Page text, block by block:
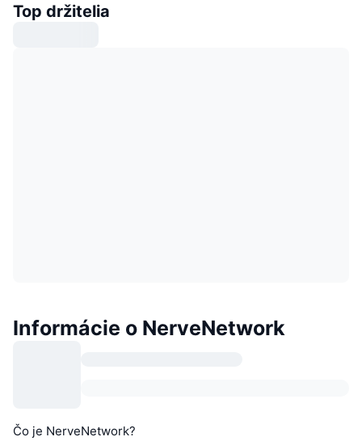
Top držitelia
Informácie o NerveNetwork
Čo je NerveNetwork?